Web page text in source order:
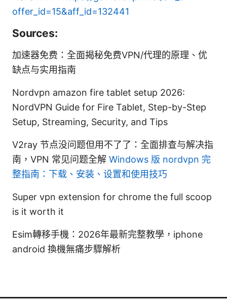
offer_id=15&aff_id=132441
Sources:
加速器免费：全面揭秘免费VPN/代理的原理、优
缺点与实用指南
Nordvpn amazon fire tablet setup 2026:
NordVPN Guide for Fire Tablet, Step-by-Step
Setup, Streaming, Security, and Tips
V2ray 节点没问题但用不了了：全面排查与解决指
南，VPN 常见问题全解 Windows 版 nordvpn 完
整指南：下载、安装、设置和使用技巧
Super vpn extension for chrome the full scoop
is it worth it
Esim轉移手機：2026年最新完整教學，iphone
android 換機無痛步驟解析